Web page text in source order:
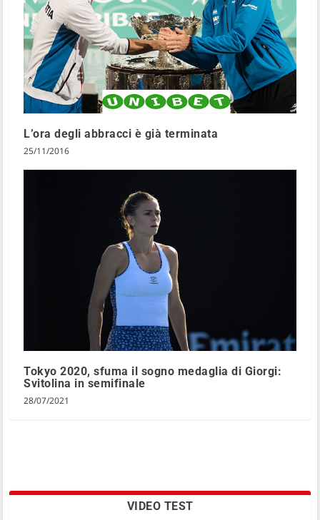
L’ora degli abbracci è già terminata
25/11/2016
Tokyo 2020, sfuma il sogno medaglia di Giorgi:
Svitolina in semifinale
28/07/2021
VIDEO TEST